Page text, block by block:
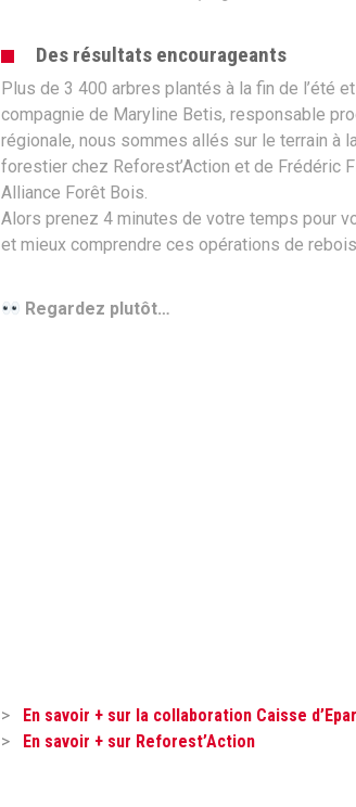
Des résultats encourageants
Plus de 3 400 arbres plantés à la fin de l’été
compagnie de Maryline Betis, responsable
régionale, nous sommes allés sur le terrain à
forestier chez Reforest’Action et de Frédéric
Alliance Forêt Bois.
Alors prenez 4 minutes de votre temps pour
et mieux comprendre ces opérations de
Regardez plutôt…
En savoir + sur la collaboration Caisse
En savoir + sur Reforest’Action